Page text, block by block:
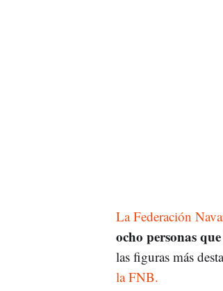
La Federación
ocho personas
las figuras más
la FNB.